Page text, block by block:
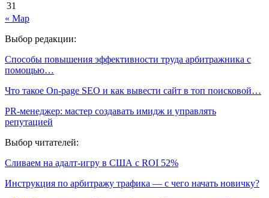
31
« Мар
Выбор редакции:
Способы повышения эффективности труда арбитражника с
помощью…
Что такое On-page SEO и как вывести сайт в топ поисковой…
PR-менеджер: мастер создавать имидж и управлять
репутацией
Выбор читателей:
Сливаем на адалт-игру в США с ROI 52%
Инструкция по арбитражу трафика — с чего начать новичку?